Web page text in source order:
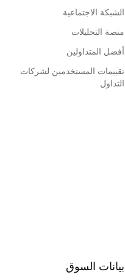
الشبكة الاجتماعية
منصة التحليلات
أفضل المتداولين
تقييمات المستخدمين لشركات
التداول
بيانات السوق